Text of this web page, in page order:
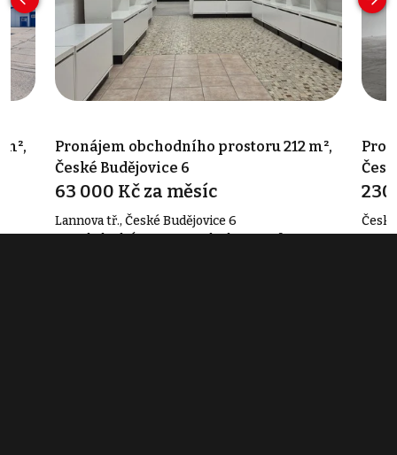
Pronájem obchodního prostoru 212 m²,
České Budějovice 6
63 000 Kč za měsíc
Lannova tř., České Budějovice 6
Typ obchodní prostory • Plocha 212 m²
230
Typ